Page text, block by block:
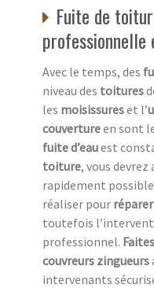
Fuite de
professionnelle
Avec le temps, des
niveau des toitures
les moisissureset l’
couvertureen sont
fuite d’eauest
toiture, vous
rapidement
réaliser pour
toutefois
professionnel.
couvreurs zingueurs
intervenants